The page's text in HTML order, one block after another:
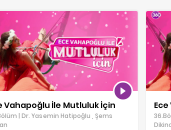
Vahapoğlu İle Mutluluk İçin
| Dr. Yasemin Hatipoğlu , Şems